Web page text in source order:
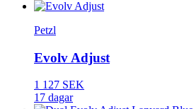
Petzl
Evolv Adjust
1 127 SEK
17 dagar